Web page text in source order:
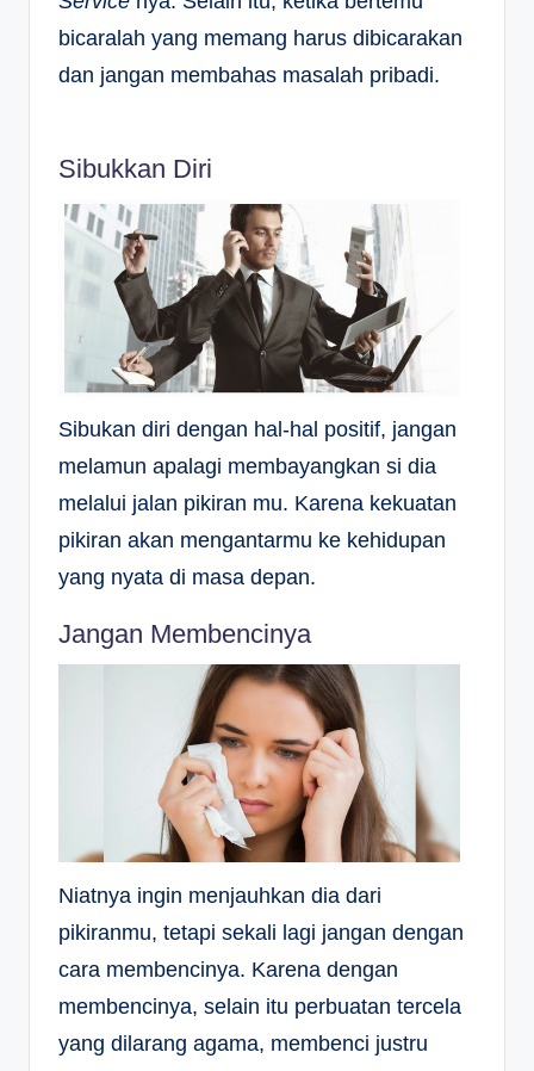
bicaralah yang memang harus dibicarakan
dan jangan membahas masalah pribadi.
Sibukkan Diri
Sibukan diri dengan hal-hal positif, jangan
melamun apalagi membayangkan si dia
melalui jalan pikiran mu. Karena kekuatan
pikiran akan mengantarmu ke kehidupan
yang nyata di masa depan.
Jangan Membencinya
Niatnya ingin menjauhkan dia dari
pikiranmu, tetapi sekali lagi jangan dengan
cara membencinya. Karena dengan
membencinya, selain itu perbuatan tercela
yang dilarang agama, membenci justru